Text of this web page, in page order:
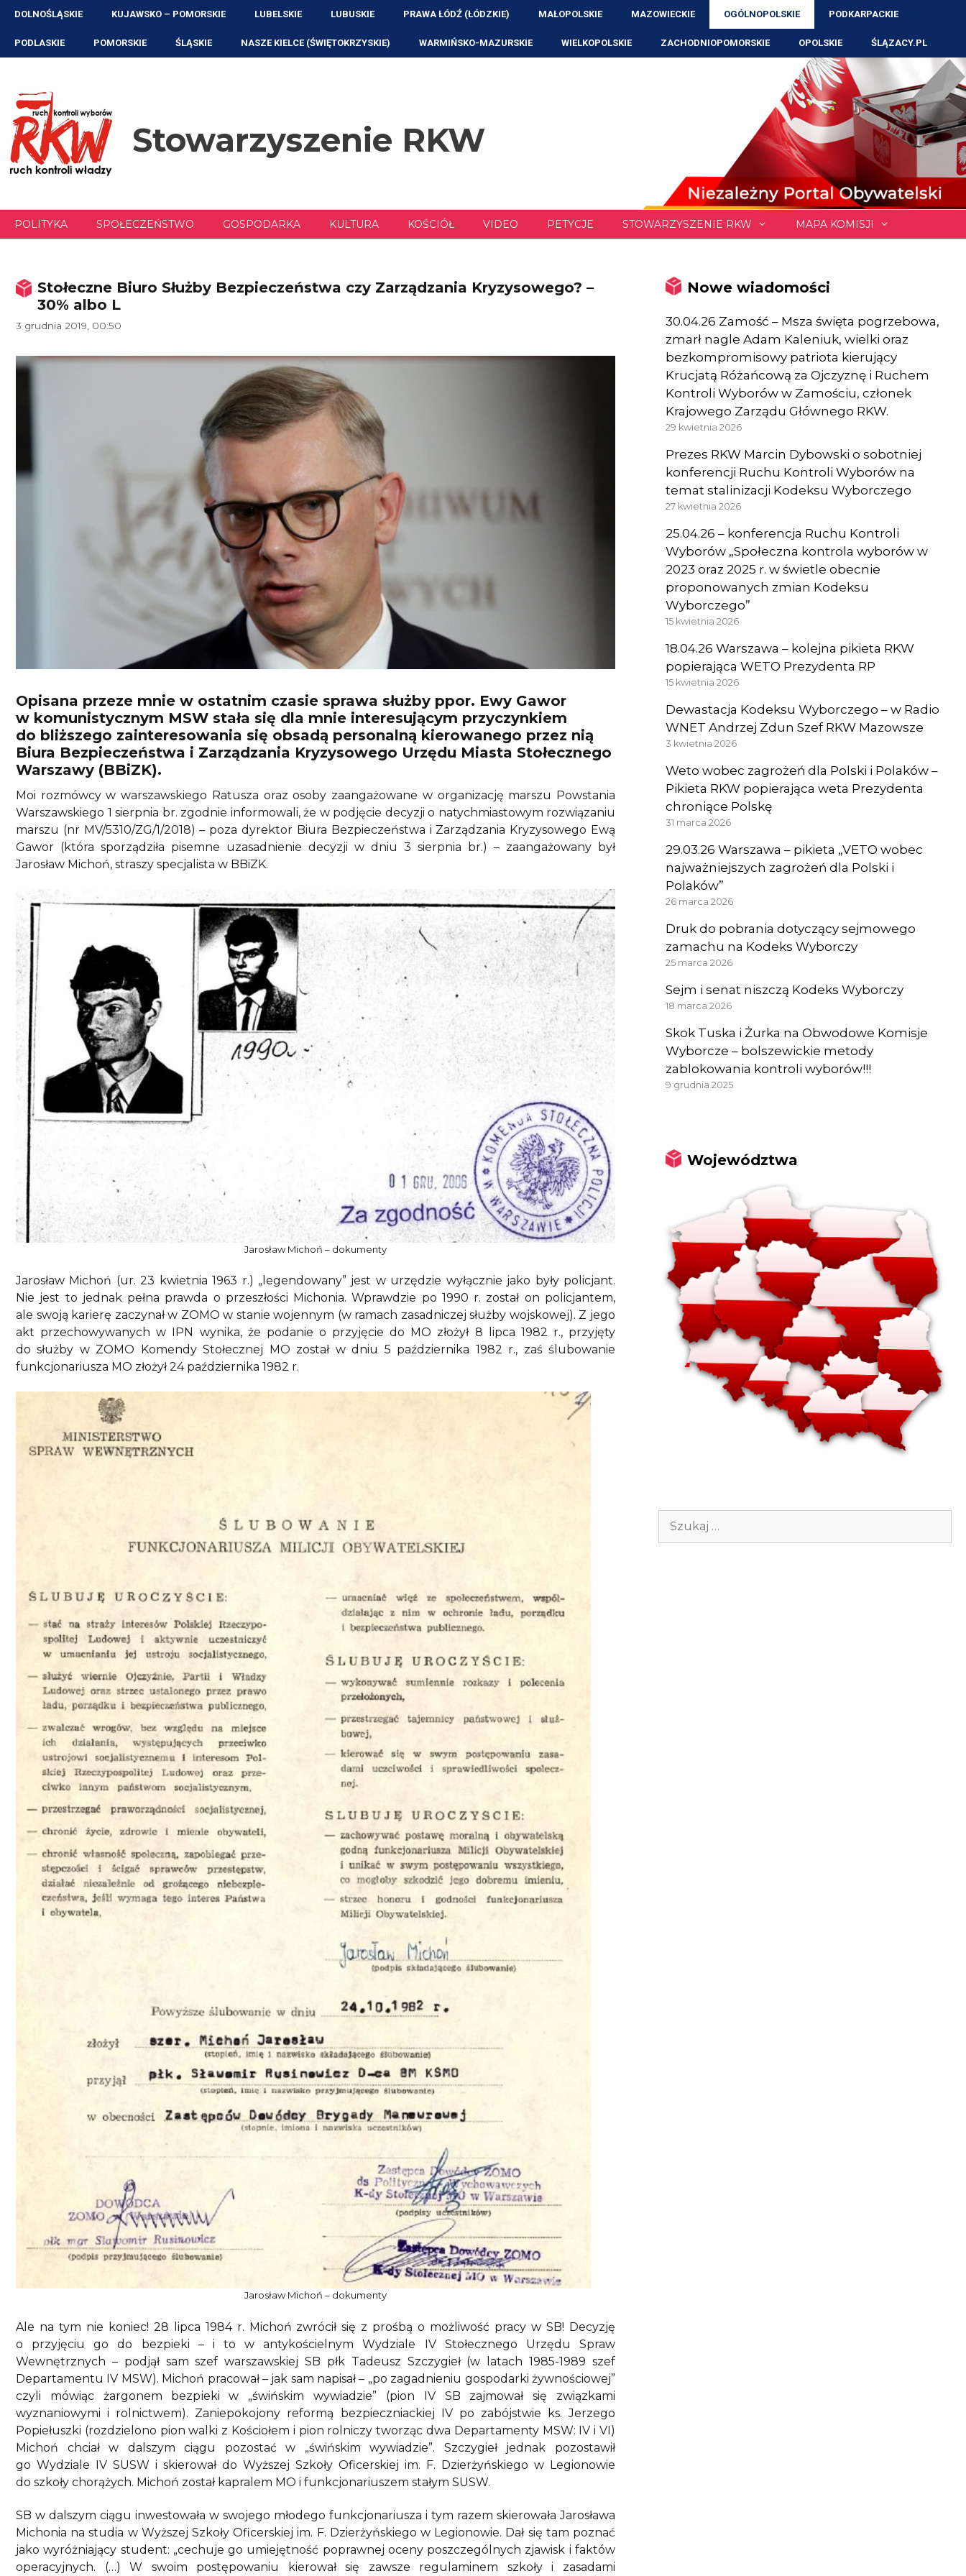
Przejdź
treści
DOLNOŚLĄSKIE KUJAWSKO – POMORSKIE LUBELSKIE LUBUSKIE PRAWA ŁÓDŹ (ŁÓDZKIE) MAŁOPOLSKIE MAZOWIECKIE OGÓLNOPOLSKIE PODKARPACKIE
PODLASKIE POMORSKIE ŚLĄSKIE NASZE KIELCE (ŚWIĘTOKRZYSKIE) WARMIŃSKO-MAZURSKIE WIELKOPOLSKIE ZACHODNIOPOMORSKIE OPOLSKIE ŚLĄZACY.PL
Stowarzyszenie RKW
POLITYKA SPOŁECZEŃSTWO GOSPODARKA KULTURA KOŚCIÓŁ VIDEO PETYCJE STOWARZYSZENIE RKW MAPA KOMISJI
Stołeczne Biuro Służby Bezpieczeństwa czy Zarządzania Kryzysowego? –
30% albo L
3 grudnia 2019, 00:50
Opisana przeze mnie w ostatnim czasie sprawa służby ppor. Ewy Gawor
w komunistycznym MSW stała się dla mnie interesującym przyczynkiem
do bliższego zainteresowania się obsadą personalną kierowanego przez nią
Biura Bezpieczeństwa i Zarządzania Kryzysowego Urzędu Miasta Stołecznego
Warszawy (BBiZK).
Moi rozmówcy w warszawskiego Ratusza oraz osoby zaangażowane w organizację marszu Powstania
Warszawskiego 1 sierpnia br. zgodnie informowali, że w podjęcie decyzji o natychmiastowym rozwiązaniu
marszu (nr MV/5310/ZG/1/2018) – poza dyrektor Biura Bezpieczeństwa i Zarządzania Kryzysowego Ewą
Gawor (która sporządziła pisemne uzasadnienie decyzji w dniu 3 sierpnia br.) – zaangażowany był
Jarosław Michoń, straszy specjalista w BBiZK.
Jarosław Michoń – dokumenty
Jarosław Michoń (ur. 23 kwietnia 1963 r.) „legendowany” jest w urzędzie wyłącznie jako były policjant.
Nie jest to jednak pełna prawda o przeszłości Michonia. Wprawdzie po 1990 r. został on policjantem,
ale swoją karierę zaczynał w ZOMO w stanie wojennym (w ramach zasadniczej służby wojskowej). Z jego
akt przechowywanych w IPN wynika, że podanie o przyjęcie do MO złożył 8 lipca 1982 r., przyjęty
do służby w ZOMO Komendy Stołecznej MO został w dniu 5 października 1982 r., zaś ślubowanie
funkcjonariusza MO złożył 24 października 1982 r.
Jarosław Michoń – dokumenty
Ale na tym nie koniec! 28 lipca 1984 r. Michoń zwrócił się z prośbą o możliwość pracy w SB! Decyzję
o przyjęciu go do bezpieki – i to w antykościelnym Wydziale IV Stołecznego Urzędu Spraw
Wewnętrznych – podjął sam szef warszawskiej SB płk Tadeusz Szczygieł (w latach 1985-1989 szef
Departamentu IV MSW). Michoń pracował – jak sam napisał – „po zagadnieniu gospodarki żywnościowej”
czyli mówiąc żargonem bezpieki w „świńskim wywiadzie” (pion IV SB zajmował się związkami
wyznaniowymi i rolnictwem). Zaniepokojony reformą bezpieczniackiej IV po zabójstwie ks. Jerzego
Popiełuszki (rozdzielono pion walki z Kościołem i pion rolniczy tworząc dwa Departamenty MSW: IV i VI)
Michoń chciał w dalszym ciągu pozostać w „świńskim wywiadzie”. Szczygieł jednak pozostawił
go Wydziale IV SUSW i skierował do Wyższej Szkoły Oficerskiej im. F. Dzierżyńskiego w Legionowie
do szkoły chorążych. Michoń został kapralem MO i funkcjonariuszem stałym SUSW.
SB w dalszym ciągu inwestowała w swojego młodego funkcjonariusza i tym razem skierowała Jarosława
Michonia na studia w Wyższej Szkoły Oficerskiej im. F. Dzierżyńskiego w Legionowie. Dał się tam poznać
jako wyróżniający student: „cechuje go umiejętność poprawnej oceny poszczególnych zjawisk i faktów
operacyjnych. (…) W swoim postępowaniu kierował się zawsze regulaminem szkoły i zasadami
Nowe wiadomości
30.04.26 Zamość – Msza święta pogrzebowa,
zmarł nagle Adam Kaleniuk, wielki oraz
bezkompromisowy patriota kierujący
Krucjatą Różańcową za Ojczyznę i Ruchem
Kontroli Wyborów w Zamościu, członek
Krajowego Zarządu Głównego RKW.
29 kwietnia 2026
Prezes RKW Marcin Dybowski o sobotniej
konferencji Ruchu Kontroli Wyborów na
temat stalinizacji Kodeksu Wyborczego
27 kwietnia 2026
25.04.26 – konferencja Ruchu Kontroli
Wyborów „Społeczna kontrola wyborów w
2023 oraz 2025 r. w świetle obecnie
proponowanych zmian Kodeksu
Wyborczego”
15 kwietnia 2026
18.04.26 Warszawa – kolejna pikieta RKW
popierająca WETO Prezydenta RP
15 kwietnia 2026
Dewastacja Kodeksu Wyborczego – w Radio
WNET Andrzej Zdun Szef RKW Mazowsze
3 kwietnia 2026
Weto wobec zagrożeń dla Polski i Polaków –
Pikieta RKW popierająca weta Prezydenta
chroniące Polskę
31 marca 2026
29.03.26 Warszawa – pikieta „VETO wobec
najważniejszych zagrożeń dla Polski i
Polaków”
26 marca 2026
Druk do pobrania dotyczący sejmowego
zamachu na Kodeks Wyborczy
25 marca 2026
Sejm i senat niszczą Kodeks Wyborczy
18 marca 2026
Skok Tuska i Żurka na Obwodowe Komisje
Wyborcze – bolszewickie metody
zablokowania kontroli wyborów!!!
9 grudnia 2025
Województwa
Szukaj: